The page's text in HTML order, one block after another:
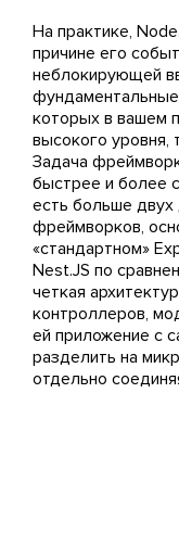
На практике,
причине его
неблокирующей
которых в вашем
высокого уровня,
Задача
быстрее и более
есть больше
фреймворков,
«стандартном»
Nest.JS по
четкая
контроллеров,
ей приложение с
разделить на
отдельно